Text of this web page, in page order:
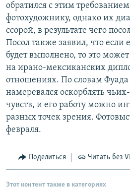
СОЦИАЛЬНЫЕ СЕТИ
Все сайты РСЕ/РС
обратился с этим
фотохудожнику, однако их
ссорой, в результате чего
Посол также заявил, что если
будет выполнено, то это
на ирано-мексиканских
отношениях. По словам
намеревался оскорблять
чувств, и его работу можно
разных точек зрения.
февраля.
Поделиться Читать без
Этот контент также в категориях